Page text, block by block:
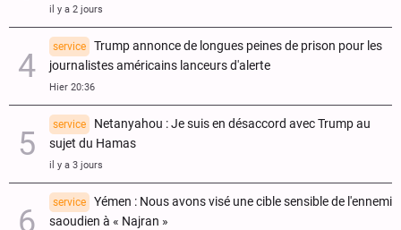
il y a 2 jours
service
Trump annonce de longues peines de prison pour les
journalistes américains lanceurs d'alerte
Hier 20:36
service
Netanyahou : Je suis en désaccord avec Trump au
sujet du Hamas
il y a 3 jours
service
Yémen : Nous avons visé une cible sensible de l'ennemi
saoudien à « Najran »